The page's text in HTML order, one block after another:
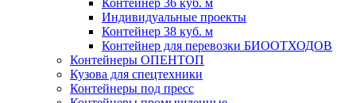
Контейнер 36 куб. м
Индивидуальные проекты
Контейнер 38 куб. м
Контейнер для перевозки БИООТХОДОВ
Контейнеры ОПЕНТОП
Кузова для спецтехники
Контейнеры под пресс